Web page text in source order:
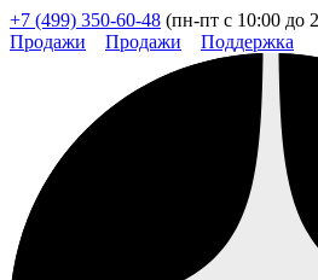
+7 (499) 350-60-48 (пн-пт с 10:00 до
Продажи
Продажи Поддержка